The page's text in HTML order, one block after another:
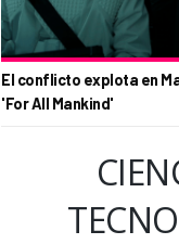
El conflicto explota en
'For All Mankind'